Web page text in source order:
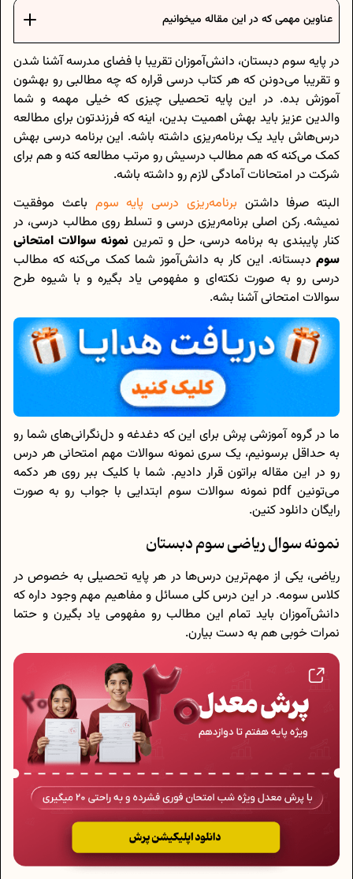
عناوین مهمی که در این مقاله میخوانیم
در پایه سوم دبستان، دانش‌آموزان تقریبا با فضای مدرسه آشنا شدن
و تقریبا می‌دونن که هر کتاب درسی قراره که چه مطالبی رو بهشون
آموزش بده. در این پایه تحصیلی چیزی که خیلی مهمه و شما
والدین عزیز باید بهش اهمیت بدین، اینه که فرزندتون برای مطالعه
درس‌هاش باید یک برنامه‌ریزی داشته باشه. این برنامه درسی بهش
کمک می‌کنه که هم مطالب درسیش رو مرتب مطالعه کنه و هم برای
شرکت در امتحانات آمادگی لازم رو داشته باشه.
البته صرفا داشتن برنامه‌ریزی درسی پایه سوم باعث موفقیت
نمیشه. رکن اصلی برنامه‌ریزی درسی و تسلط روی مطالب درسی، در
کنار پایبندی به برنامه درسی، حل و تمریننمونه سوالات امتحانی
سوم دبستانه. این کار به دانش‌آموز شما کمک می‌کنه که مطالب
درسی رو به صورت نکته‌ای و مفهومی یاد بگیره و با شیوه طرح
سوالات امتحانی آشنا بشه.
ما در گروه آموزشی پرش برای این که دغدغه و دل‌نگرانی‌های شما رو
به حداقل برسونیم، یک سری نمونه سوالات مهم امتحانی هر درس
رو در این مقاله براتون قرار دادیم. شما با کلیک ببر روی هر دکمه
می‌تونین pdf نمونه سوالات سوم ابتدایی با جواب رو به صورت
رایگان دانلود کنین.
نمونه سوال ریاضی سوم دبستان
ریاضی، یکی از مهم‌ترین درس‌ها در هر پایه تحصیلی به خصوص در
کلاس سومه. در این درس کلی مسائل و مفاهیم مهم وجود داره که
دانش‌آموزان باید تمام این مطالب رو مفهومی یاد بگیرن و حتما
نمرات خوبی هم به دست بیارن.